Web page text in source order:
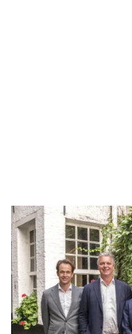
Adventec
Adventec Consulting
Ingenieurbüro, das
seinen Sitz in Lille
Ingenieur- und
Vor-Ort-Einsätze